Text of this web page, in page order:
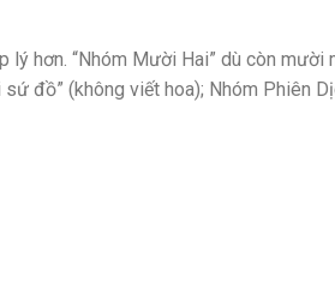
lý hơn. “Nhóm Mười Hai” dù còn
đồ” (không viết hoa); Nhóm Phiên